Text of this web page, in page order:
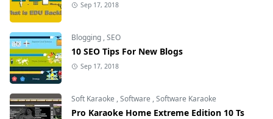
Sep 17, 2018
Blogging ,SEO
10 SEO Tips For New Blogs
Sep 17, 2018
Soft Karaoke ,Software ,Software Karaoke
Pro Karaoke Home Extreme Edition 10 Ts